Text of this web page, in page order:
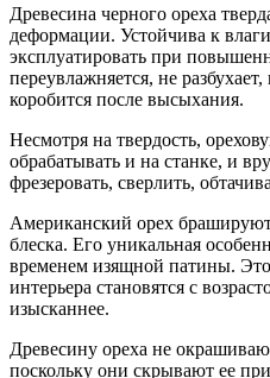
Древесина черного ореха
деформации. Устойчива к
эксплуатировать при
переувлажняется, не
коробится после высыхания.
Несмотря на твердость,
обрабатывать и на станке, и
фрезеровать, сверлить,
Американский орех
блеска. Его уникальная
временем изящной патины.
интерьера становятся с
изысканнее.
Древесину ореха не
поскольку они скрывают ее